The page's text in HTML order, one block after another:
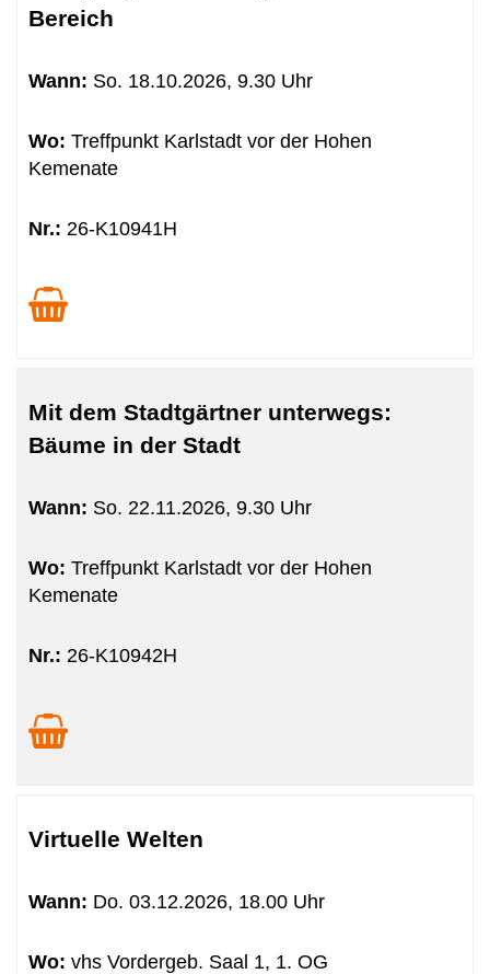
Bereich
Wann: So. 18.10.2026, 9.30 Uhr
Wo: Treffpunkt Karlstadt vor der Hohen
Kemenate
Nr.: 26-K10941H
Mit dem Stadtgärtner unterwegs:
Bäume in der Stadt
Wann: So. 22.11.2026, 9.30 Uhr
Wo: Treffpunkt Karlstadt vor der Hohen
Kemenate
Nr.: 26-K10942H
Virtuelle Welten
Wann: Do. 03.12.2026, 18.00 Uhr
Wo: vhs Vordergeb. Saal 1, 1. OG